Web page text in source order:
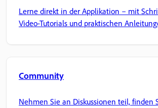
Lerne direkt in der Applikation – mit
Video-Tutorials und praktischen
Community
Nehmen Sie an Diskussionen teil, finden